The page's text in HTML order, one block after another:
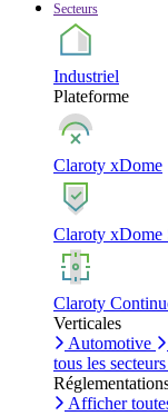
Secteurs
Industriel
Plateforme
Claroty xDome
Claroty xDome
Claroty
Verticales
Automotive
tous les
Afficher